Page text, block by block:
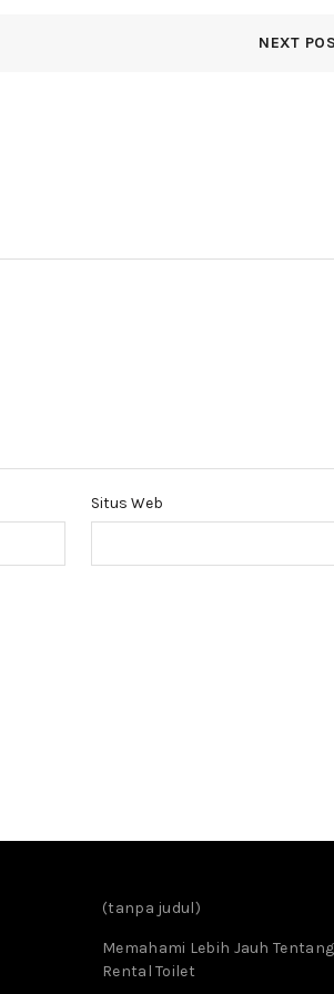
NEXT
Situs Web
(tanpa judul)
Memahami Lebih Jauh
Rental Toilet